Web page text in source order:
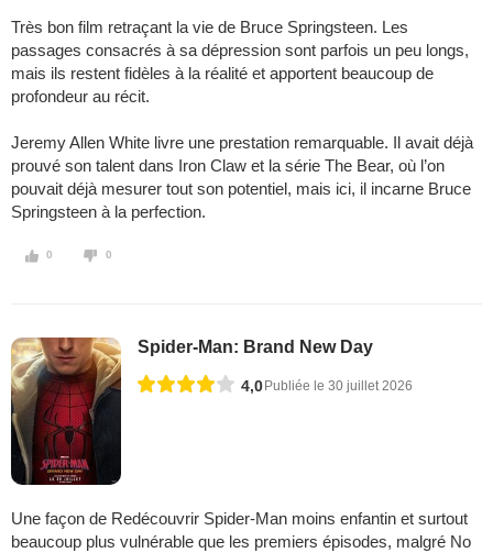
Très bon film retraçant la vie de Bruce Springsteen. Les
passages consacrés à sa dépression sont parfois un peu longs,
mais ils restent fidèles à la réalité et apportent beaucoup de
profondeur au récit.
Jeremy Allen White livre une prestation remarquable. Il avait déjà
prouvé son talent dans Iron Claw et la série The Bear, où l’on
pouvait déjà mesurer tout son potentiel, mais ici, il incarne Bruce
Springsteen à la perfection.
0 0
Spider-Man: Brand New Day
4,0 Publiée le 30 juillet 2026
Une façon de Redécouvrir Spider-Man moins enfantin et surtout
beaucoup plus vulnérable que les premiers épisodes, malgré No